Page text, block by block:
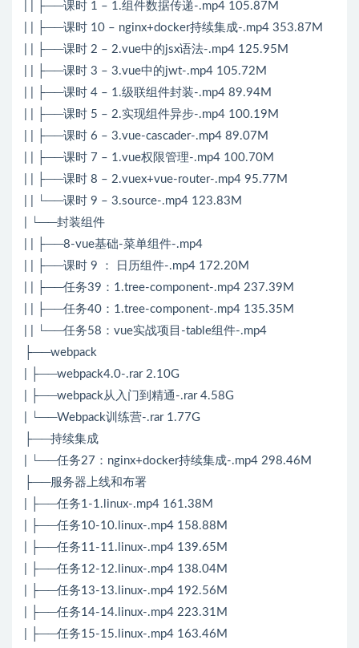
| | ├──课时 1 – 1.组件数据传递-.mp4 105.87M
| | ├──课时 10 – nginx+docker持续集成-.mp4 353.87M
| | ├──课时 2 – 2.vue中的jsx语法-.mp4 125.95M
| | ├──课时 3 – 3.vue中的jwt-.mp4 105.72M
| | ├──课时 4 – 1.级联组件封装-.mp4 89.94M
| | ├──课时 5 – 2.实现组件异步-.mp4 100.19M
| | ├──课时 6 – 3.vue-cascader-.mp4 89.07M
| | ├──课时 7 – 1.vue权限管理-.mp4 100.70M
| | ├──课时 8 – 2.vuex+vue-router-.mp4 95.77M
| | └──课时 9 – 3.source-.mp4 123.83M
| └──封装组件
| | ├──8-vue基础-菜单组件-.mp4
| | ├──课时 9 ： 日历组件-.mp4 172.20M
| | ├──任务39：1.tree-component-.mp4 237.39M
| | ├──任务40：1.tree-component-.mp4 135.35M
| | └──任务58：vue实战项目-table组件-.mp4
├──webpack
| ├──webpack4.0-.rar 2.10G
| ├──webpack从入门到精通-.rar 4.58G
| └──Webpack训练营-.rar 1.77G
├──持续集成
| └──任务27：nginx+docker持续集成-.mp4 298.46M
├──服务器上线和布署
| ├──任务1-1.linux-.mp4 161.38M
| ├──任务10-10.linux-.mp4 158.88M
| ├──任务11-11.linux-.mp4 139.65M
| ├──任务12-12.linux-.mp4 138.04M
| ├──任务13-13.linux-.mp4 192.56M
| ├──任务14-14.linux-.mp4 223.31M
| ├──任务15-15.linux-.mp4 163.46M